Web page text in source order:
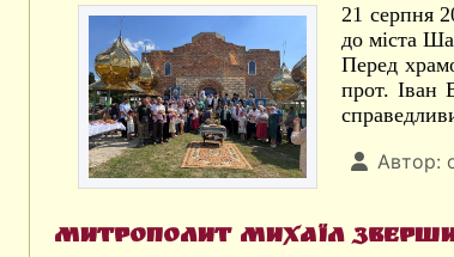
21 серпня
до міста
Перед
прот. Іван
Автор:
Митрополит Михаїл